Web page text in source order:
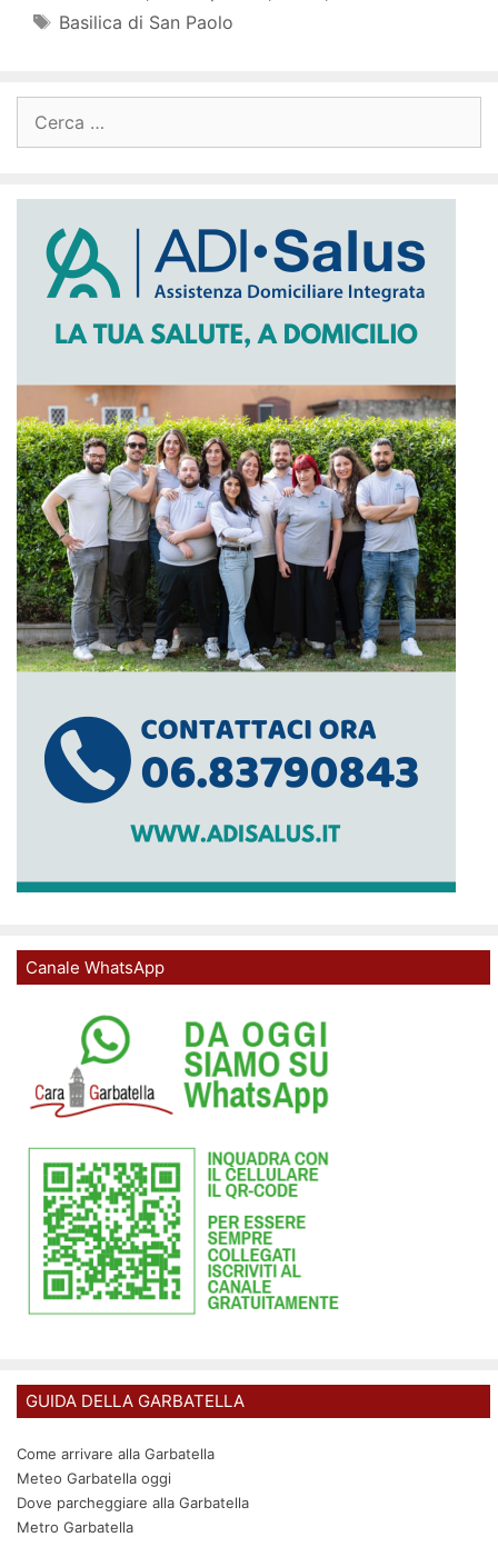
Tag
Basilica di San Paolo
per:
Canale WhatsApp
GUIDA DELLA GARBATELLA
Come arrivare alla Garbatella
Meteo Garbatella oggi
Dove parcheggiare alla Garbatella
Metro Garbatella